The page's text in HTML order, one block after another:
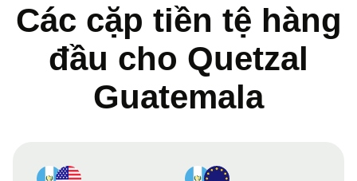
Các cặp tiền tệ hàng
đầu cho Quetzal
Guatemala